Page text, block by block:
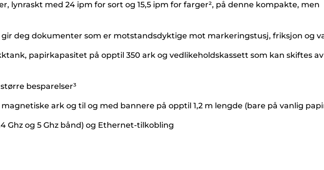
med 24 ipm for sort og 15,5 ipm for farger², på denne kompakte, men
deg dokumenter som er motstandsdyktige mot markeringstusj, friksjon og
papirkapasitet på opptil 350 ark og vedlikeholdskassett som kan skiftes av
besparelser³
ark og til og med bannere på opptil 1,2 m lengde (bare på vanlig
Ghz og 5 Ghz bånd) og Ethernet-tilkobling